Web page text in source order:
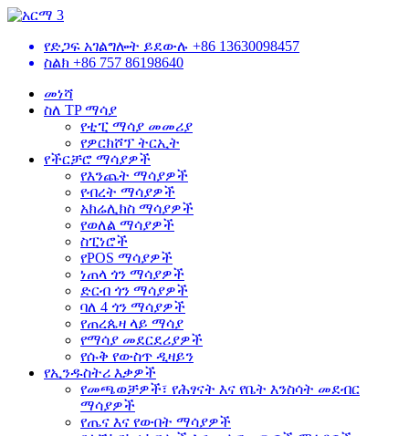
የድጋፍ አገልግሎት ይደውሉ +86 13630098457
ስልክ +86 757 86198640
መነሻ
ስለ TP ማሳያ
የቲፒ ማሳያ መመሪያ
የዎርክሾፕ ትርኢት
የችርቻሮ ማሳያዎች
የእንጨት ማሳያዎች
የብረት ማሳያዎች
አክሬሊክስ ማሳያዎች
የወለል ማሳያዎች
ስፒነሮች
የPOS ማሳያዎች
ነጠላ ጎን ማሳያዎች
ድርብ ጎን ማሳያዎች
ባለ 4 ጎን ማሳያዎች
የጠረጴዛ ላይ ማሳያ
የማሳያ መደርደሪያዎች
የሱቅ የውስጥ ዲዛይን
የኢንዱስትሪ እቃዎች
የመጫወቻዎች፣ የሕፃናት እና የቤት እንስሳት መደብር
ማሳያዎች
የጤና እና የውበት ማሳያዎች